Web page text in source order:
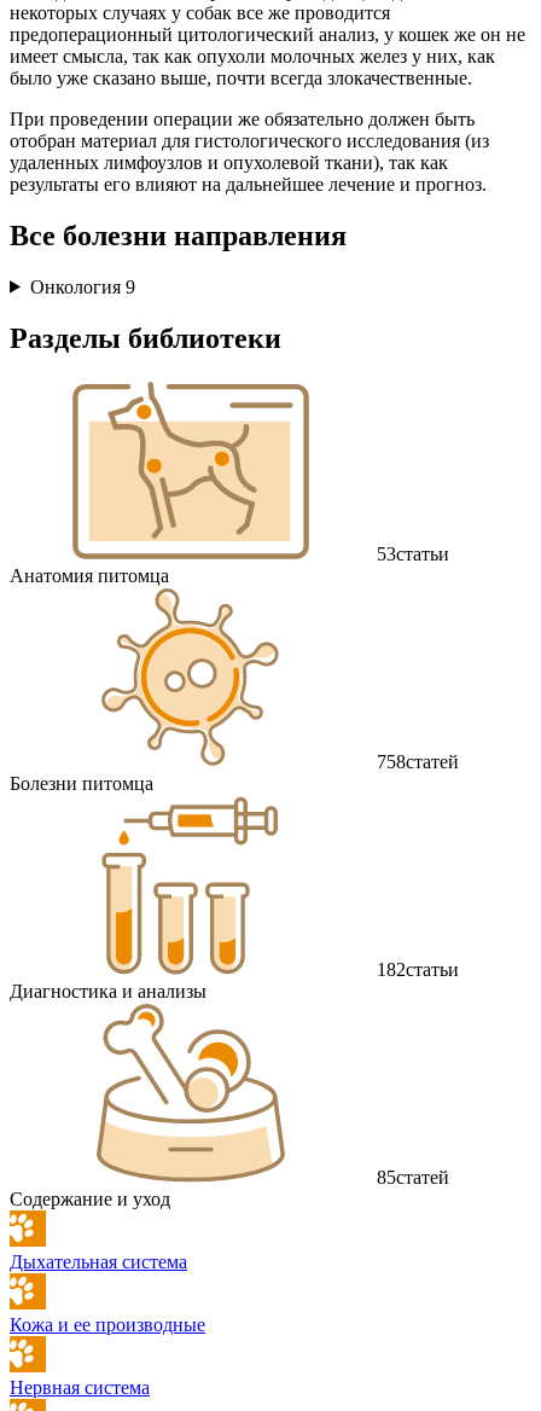
некоторых случаях у собак все же проводится
предоперационный цитологический анализ, у кошек же он не
имеет смысла, так как опухоли молочных желез у них, как
было уже сказано выше, почти всегда злокачественные.
При проведении операции же обязательно должен быть
отобран материал для гистологического исследования (из
удаленных лимфоузлов и опухолевой ткани), так как
результаты его влияют на дальнейшее лечение и прогноз.
Все болезни направления
Онкология 9
Разделы библиотеки
53статьи
Анатомия питомца
758статей
Болезни питомца
182статьи
Диагностика и анализы
85статей
Содержание и уход
Дыхательная система
Кожа и ее производные
Нервная система